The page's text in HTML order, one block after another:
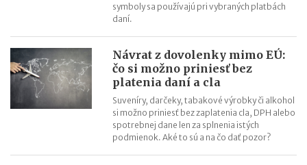
termíny po skončení školského rokasymboly sa používajú pri vybraných platbách
daní.
Návrat z dovolenky mimo EÚ:
čo si možno priniesť bez
platenia daní a cla
Suveníry, darčeky, tabakové výrobky či alkohol
si možno priniesť bez zaplatenia cla, DPH alebo
spotrebnej dane len za splnenia istých
podmienok. Aké to sú a na čo dať pozor?